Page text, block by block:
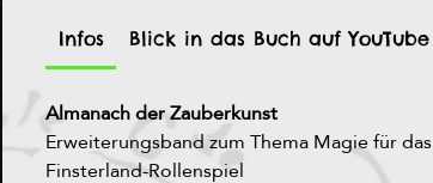
Infos Blick in das Buch auf YouTube
Almanach der Zauberkunst
Erweiterungsband zum Thema Magie für das
Finsterland-Rollenspiel